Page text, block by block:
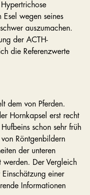
Esel wegen seines
auszumachen.
der ACTH-
die Referenzwerte
dem von Pferden.
Hornkapsel erst recht
schon sehr früh
Röntgenbildern
der unteren
werden. Der Vergleich
Einschätzung einer
Informationen